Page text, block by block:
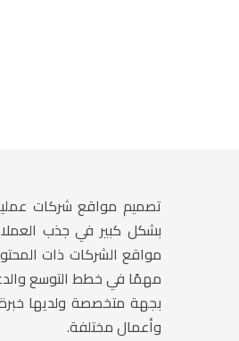
تصميم مواقع شركات
مواقع الشركات ذات
مهمًا في خطط التوسع
بجهة متخصصة ولديها
وأعمال مختلفة.